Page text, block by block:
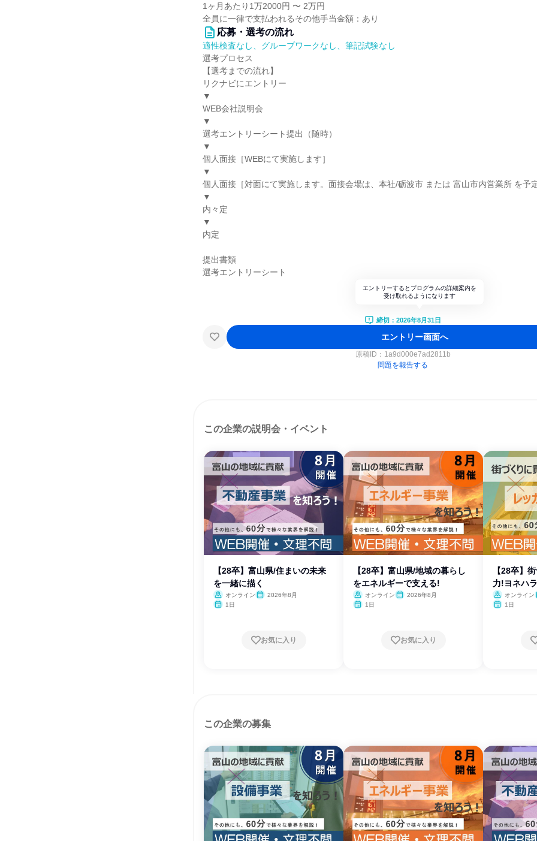
1ヶ月あたり1万2000円 〜 2万円
全員に一律で支払われるその他手当金額：あり
応募・選考の流れ
適性検査なし、グループワークなし、筆記試験なし
選考プロセス
【選考までの流れ】
リクナビにエントリー
▼
WEB会社説明会
▼
選考エントリーシート提出（随時）
▼
個人面接［WEBにて実施します］
▼
個人面接［対面にて実施します。面接会場は、本社/砺波市 または 富山市内営業所 を予
▼
内々定
▼
内定
提出書類
選考エントリーシート
エントリーするとプログラムの詳細案内を
受け取れるようになります
締切：2026年8月31日
エントリー画面へ
原稿ID： 1a9d000e7ad2811b
問題を報告する
この企業の説明会・イベント
【28卒】富山県/住まいの未来
を一緒に描く
オンライン
2026年8月
1日
お気に入り
【28卒】富山県/地域の暮らし
をエネルギーで支える!
オンライン
2026年8月
1日
お気に入り
【28卒】
力!ヨネハ
オンライン
1日
この企業の募集